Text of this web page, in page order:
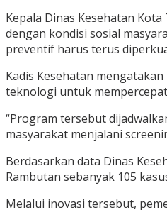
Kepala Dinas Kesehatan
dengan kondisi sosial
preventif harus terus
Kadis Kesehatan
teknologi untuk
“Program tersebut
masyarakat menjalani
Berdasarkan data Dinas
Rambutan sebanyak 105
Melalui inovasi tersebut,